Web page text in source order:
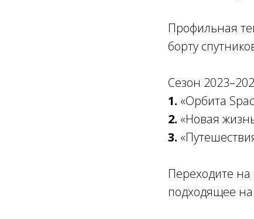
Профильная
борту
Сезон
1. «Орбита
2. «Новая
3.
Переходите на
подходящее